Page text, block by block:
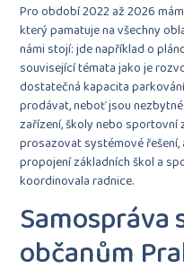
Pro období 2022 až 2026
který pamatuje na všechny
námi stojí: jde například o
související témata jako je
dostatečná kapacita
prodávat, neboť jsou
zařízení, školy nebo sportovní
prosazovat systémové
propojení základních škol a
koordinovala radnice.
Samospráva
občanům